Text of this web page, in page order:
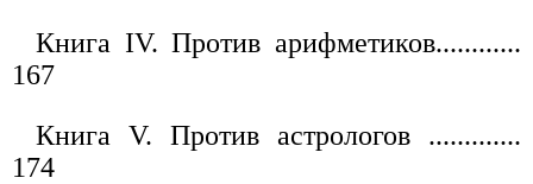
Книга IV. Против арифметиков............
167
Книга V. Против астрологов .............
174